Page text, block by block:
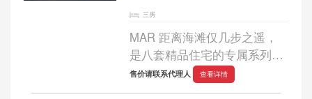
三房
MAR 距离海滩仅几步之遥，
是八套精品住宅的专属系列，
其建筑风格简洁明快，材质自
然，并与当地风土人情紧密相
售价请联系代理人 查看详情